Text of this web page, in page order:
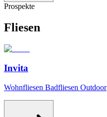
Prospekte
Fliesen
Invita
Wohnfliesen Badfliesen Outdoor